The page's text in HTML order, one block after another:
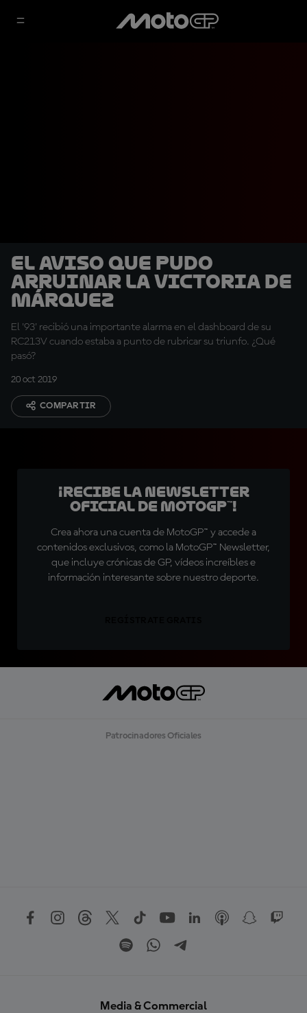
El aviso que pudo
arruinar la victoria de
Márquez
El '93' recibió una importante alarma en el dashboard de su
RC213V cuando estaba a punto de rubricar su triunfo. ¿Qué
pasó?
20 oct 2019
COMPARTIR
¡Recibe la Newsletter
oficial de MotoGP™!
Crea ahora una cuenta de MotoGP™ y accede a
contenidos exclusivos, como la MotoGP™ Newsletter,
que incluye crónicas de GP, vídeos increíbles e
información interesante sobre nuestro deporte.
Patrocinadores Oficiales
Media & Commercial